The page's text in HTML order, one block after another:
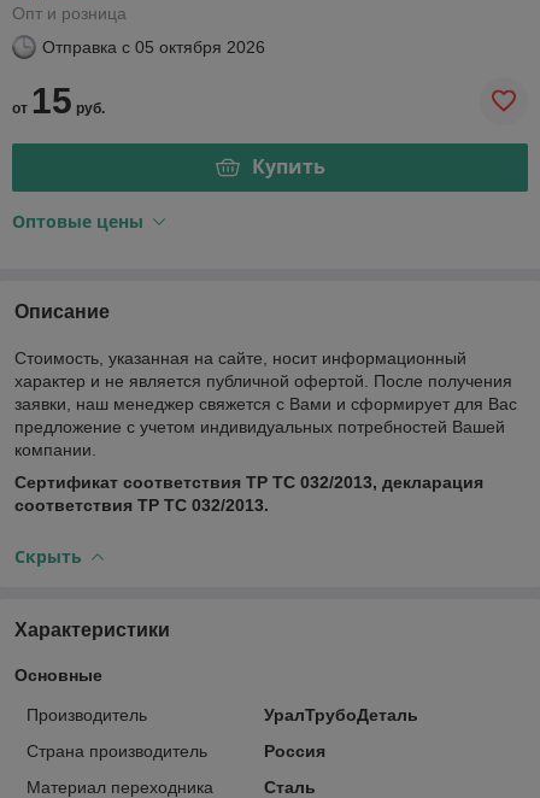
Опт и розница
Отправка с 05 октября 2026
от 15 руб.
Купить
Оптовые цены
Описание
Стоимость, указанная на сайте, носит информационный
характер и не является публичной офертой. После получения
заявки, наш менеджер свяжется с Вами и сформирует для Вас
предложение с учетом индивидуальных потребностей Вашей
компании.
Сертификат соответствия ТР ТС 032/2013, декларация
соответствия ТР ТС 032/2013.
Скрыть
Характеристики
Основные
Производитель
УралТрубоДеталь
Страна производитель
Россия
Материал переходника
Сталь